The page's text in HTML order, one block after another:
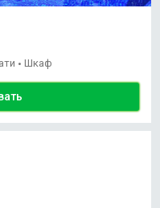
• Шкаф